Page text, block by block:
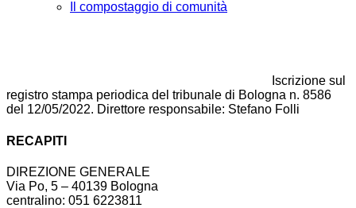
Il compostaggio di comunità
Iscrizione sul
registro stampa periodica del tribunale di Bologna n. 8586
del 12/05/2022. Direttore responsabile: Stefano Folli
RECAPITI
DIREZIONE GENERALE
Via Po, 5 – 40139 Bologna
centralino: 051 6223811